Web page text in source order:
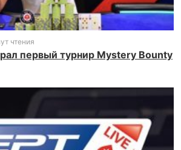
чтения
первый турнир Mystery Bounty